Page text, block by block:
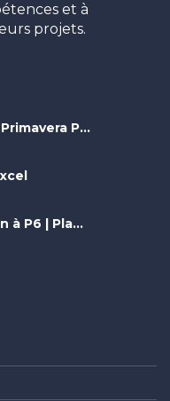
et à
projets.
P...
à P6 | Pla...